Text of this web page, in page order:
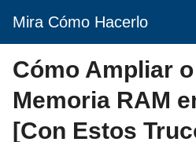
Mira Cómo Hacerlo
Cómo Ampliar
Memoria RAM
[Con Estos